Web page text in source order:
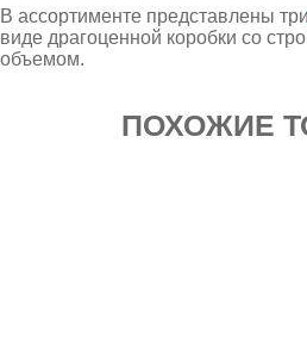
В ассортименте представлены три
виде драгоценной коробки со
объемом.
ПОХОЖИЕ